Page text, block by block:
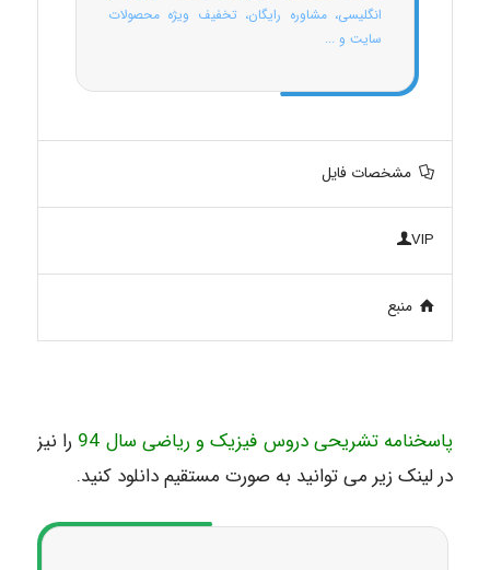
انگلیسی، مشاوره رایگان، تخفیف ویژه محصولات
سایت و ...
مشخصات فایل
VIP
منبع
پاسخنامه تشریحی دروس فیزیک و ریاضی سال 94
را نیز
در لینک زیر می توانید به صورت مستقیم دانلود کنید.